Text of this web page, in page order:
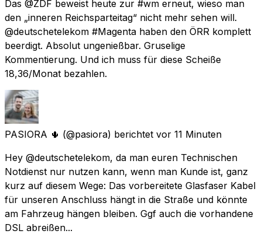
Das @ZDF beweist heute zur #wm erneut, wieso man
den „inneren Reichsparteitag“ nicht mehr sehen will.
@deutschetelekom #Magenta haben den ÖRR komplett
beerdigt. Absolut ungenießbar. Gruselige
Kommentierung. Und ich muss für diese Scheiße
18,36/Monat bezahlen.
PASIORA 🌵 (@pasiora) berichtet vor 11 Minuten
Hey @deutschetelekom, da man euren Technischen
Notdienst nur nutzen kann, wenn man Kunde ist, ganz
kurz auf diesem Wege: Das vorbereitete Glasfaser Kabel
für unseren Anschluss hängt in die Straße und könnte
am Fahrzeug hängen bleiben. Ggf auch die vorhandene
DSL abreißen...